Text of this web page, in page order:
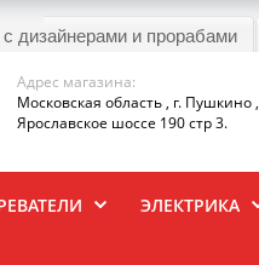
дизайнерами и прорабами
Адрес магазина:
Московская область , г. Пушкино ,
Ярославское шоссе 190 стр 3.
ЭЛЕКТРИКА